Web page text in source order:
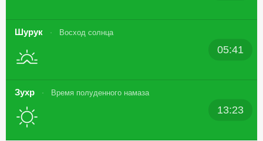
Шурук Восход солнца
05:41
Зухр Время полуденного намаза
13:23